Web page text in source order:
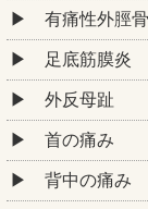
有痛性外脛骨
足底筋膜炎
外反母趾
首の痛み
背中の痛み